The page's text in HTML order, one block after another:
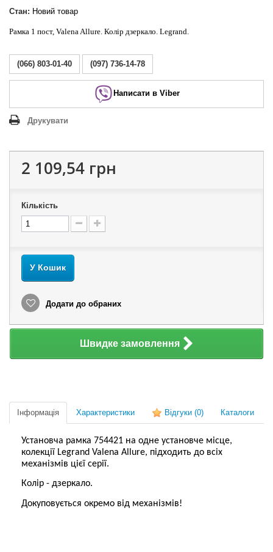
Стан: Новий товар
Рамка 1 пост, Valena Allure. Колір дзеркало. Legrand.
(066) 803-01-40 (097) 736-14-78
Написати в Viber
Друкувати
2 109,54 грн
Кількість
У Кошик
Додати до обраних
Швидке замовлення
Інформація Характеристики Відгуки (0) Каталоги
Установча рамка 754421 на одне установче місце,
колекції Legrand Valena Allure, підходить до всіх
механізмів цієї серії.
Колір - дзеркало.
Докуповується окремо від механізмів!